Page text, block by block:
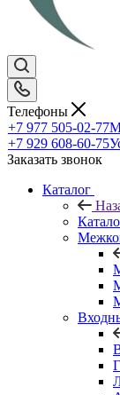
Телефоны
+7 977 505-02-77
+7 929 608-60-75
Заказать звонок
Каталог